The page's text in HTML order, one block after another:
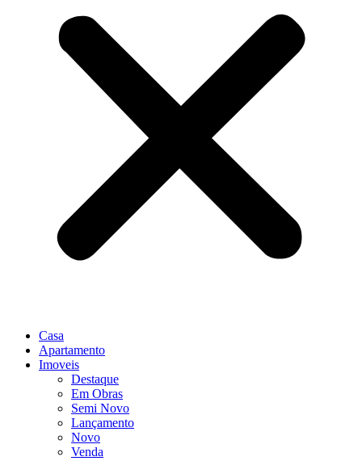
Casa
Apartamento
Imoveis
Destaque
Em Obras
Semi Novo
Lançamento
Novo
Venda